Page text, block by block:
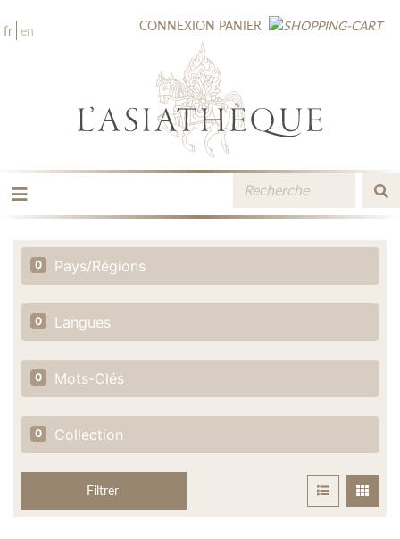
fr en CONNEXION PANIER
LES ÉDITIONS
LA LIBRAIRIE
CATALOGUE
MÉDIATHÈQUE
NOUVEAUTÉS / À PARAÎTRE
0 Pays/Régions
0 Langues
0 Mots-Clés
0 Collection
Filtrer